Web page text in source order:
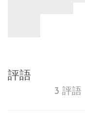
評語
3 評語